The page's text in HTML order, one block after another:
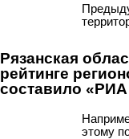
Рязанская
рейтинге
составило
этому